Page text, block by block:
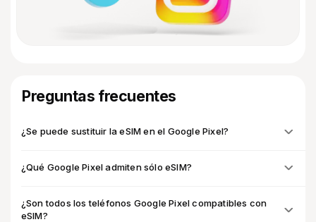
Preguntas frecuentes
¿Se puede sustituir la eSIM en el Google Pixel?
¿Qué Google Pixel admiten sólo eSIM?
¿Son todos los teléfonos Google Pixel compatibles con
eSIM?